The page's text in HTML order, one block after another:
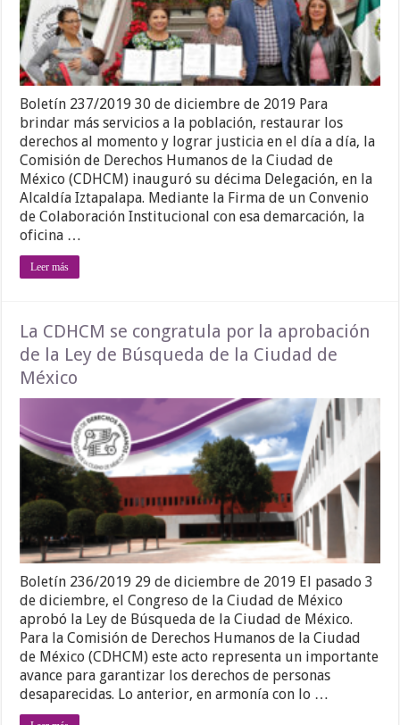
Boletín 237/2019 30 de diciembre de 2019 Para
brindar más servicios a la población, restaurar los
derechos al momento y lograr justicia en el día a día, la
Comisión de Derechos Humanos de la Ciudad de
México (CDHCM) inauguró su décima Delegación, en la
Alcaldía Iztapalapa. Mediante la Firma de un Convenio
de Colaboración Institucional con esa demarcación, la
oficina …
Leer más
La CDHCM se congratula por la aprobación
de la Ley de Búsqueda de la Ciudad de
México
Boletín 236/2019 29 de diciembre de 2019 El pasado 3
de diciembre, el Congreso de la Ciudad de México
aprobó la Ley de Búsqueda de la Ciudad de México.
Para la Comisión de Derechos Humanos de la Ciudad
de México (CDHCM) este acto representa un importante
avance para garantizar los derechos de personas
desaparecidas. Lo anterior, en armonía con lo …